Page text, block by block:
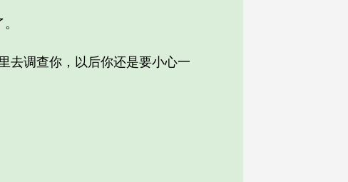
调查你，以后你还是要小心一